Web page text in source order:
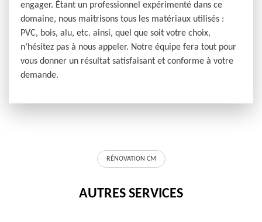
engager. Étant un professionnel expérimenté dans ce
domaine, nous maitrisons tous les matériaux utilisés :
PVC, bois, alu, etc. ainsi, quel que soit votre choix,
n’hésitez pas à nous appeler. Notre équipe fera tout pour
vous donner un résultat satisfaisant et conforme à votre
demande.
RÉNOVATION CM
AUTRES SERVICES